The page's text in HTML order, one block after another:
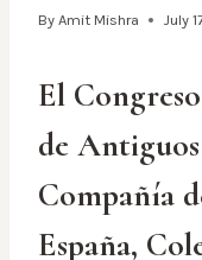
By Amit Mishra July
El
de
Compañía
España,